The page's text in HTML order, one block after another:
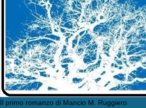
Il primo romanzo di Mancio M. Ruggiero